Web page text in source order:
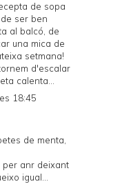
de sopa
ser ben
al balcó, de
una mica de
setmana!
d'escalar
calenta...
18:45
de menta,
per anr deixant
igual...